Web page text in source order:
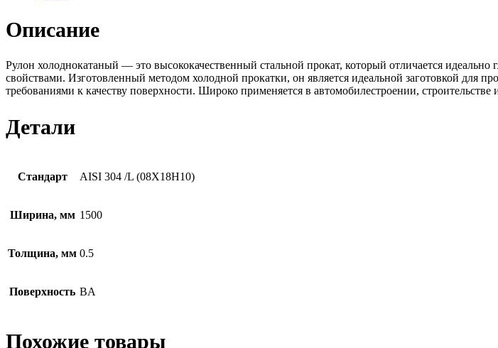
Описание
Рулон холоднокатаный — это высококачественный стальной прокат, который отличается
свойствами. Изготовленный методом холодной прокатки, он является идеальной заготовкой для
требованиями к качеству поверхности. Широко применяется в автомобилестроении,
Детали
Стандарт AISI 304 /L (08Х18Н10)
Ширина, мм 1500
Толщина, мм 0.5
Поверхность BA
Похожие товары